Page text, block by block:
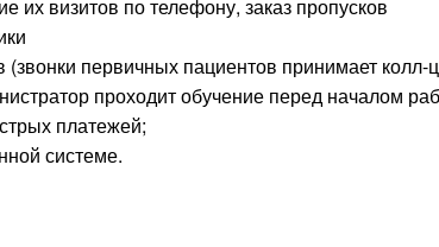
их визитов по телефону, заказ пропусков
первичных пациентов принимает колл-
проходит обучение перед началом
платежей;
системе.